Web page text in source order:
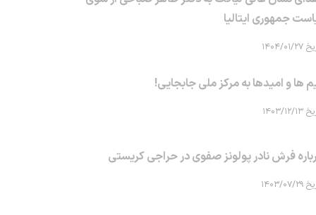
جمهوری ایتالیا
۰۱/۲۷
ها و امیدها به مرکز ملی جابجایی!
۱۲/۱۳
فرش نادر پولونز صفوی در حراجی کریستی
۰۷/۲۹